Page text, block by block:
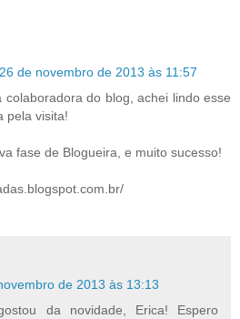
26 de novembro de 2013 às 11:57
colaboradora do blog, achei lindo esse
pela visita!
fase de Blogueira, e muito sucesso!
de 2013 às 13:13
da novidade, Erica! Espero